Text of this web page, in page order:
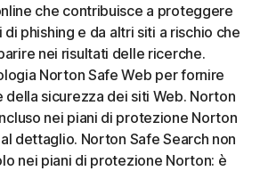
che contribuisce a proteggere
phishing e da altri siti a rischio che
nei risultati delle ricerche.
Norton Safe Web per fornire
della sicurezza dei siti Web. Norton
nei piani di protezione Norton
dettaglio. Norton Safe Search non
nei piani di protezione Norton: è